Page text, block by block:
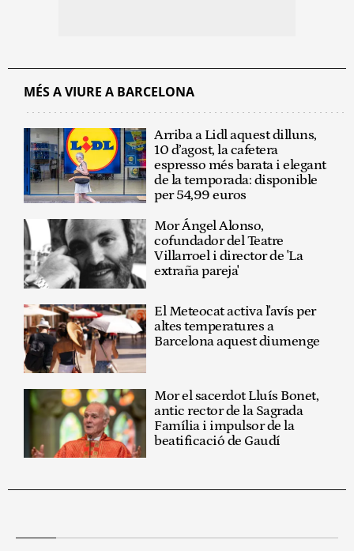
MÉS A VIURE A BARCELONA
Arriba a Lidl aquest dilluns,
10 d’agost, la cafetera
espresso més barata i elegant
de la temporada: disponible
per 54,99 euros
Mor Ángel Alonso,
cofundador del Teatre
Villarroel i director de 'La
extraña pareja'
El Meteocat activa l'avís per
altes temperatures a
Barcelona aquest diumenge
Mor el sacerdot Lluís Bonet,
antic rector de la Sagrada
Família i impulsor de la
beatificació de Gaudí